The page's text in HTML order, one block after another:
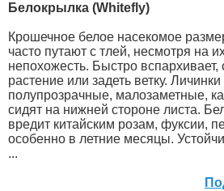
Белокрылка (Whitefly)
Крошечное белое насекомое
часто путают с тлей, несмотря на
непохожесть. Быстро вспархивает,
растение или задеть ветку.
полупрозрачные, малозаметные,
сидят на нижней стороне листа.
вредит китайским розам, фуксии,
особенно в летние месяцы.
...